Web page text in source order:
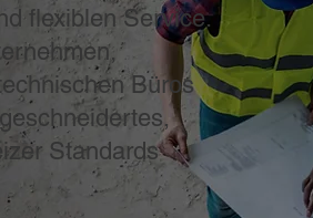
flexiblen Service.
Büros
Standards